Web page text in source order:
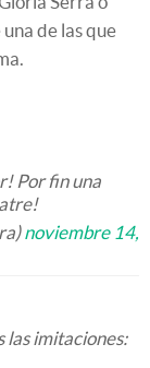
de las que
Por fin una
noviembre 14,
las imitaciones: